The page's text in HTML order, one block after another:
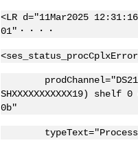
<LR d="11Mar2025
01"・・・・
SHXXXXXXXXXXX19) shelf
0b"
typeText="Processor